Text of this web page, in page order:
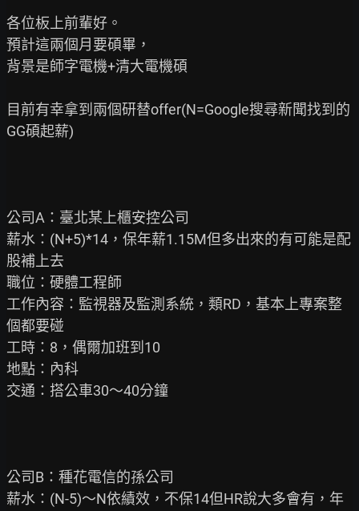
各位板上前輩好。
預計這兩個月要碩畢，
背景是師字電機+清大電機碩
目前有幸拿到兩個研替offer(N=Google搜尋新聞找到的
GG碩起薪)
公司A：臺北某上櫃安控公司
薪水：(N+5)*14，保年薪1.15M但多出來的有可能是配
股補上去
職位：硬體工程師
工作內容：監視器及監測系統，類RD，基本上專案整
個都要碰
工時：8，偶爾加班到10
地點：內科
交通：搭公車30～40分鐘
公司B：種花電信的孫公司
薪水：(N-5)～N依績效，不保14但HR說大多會有，年